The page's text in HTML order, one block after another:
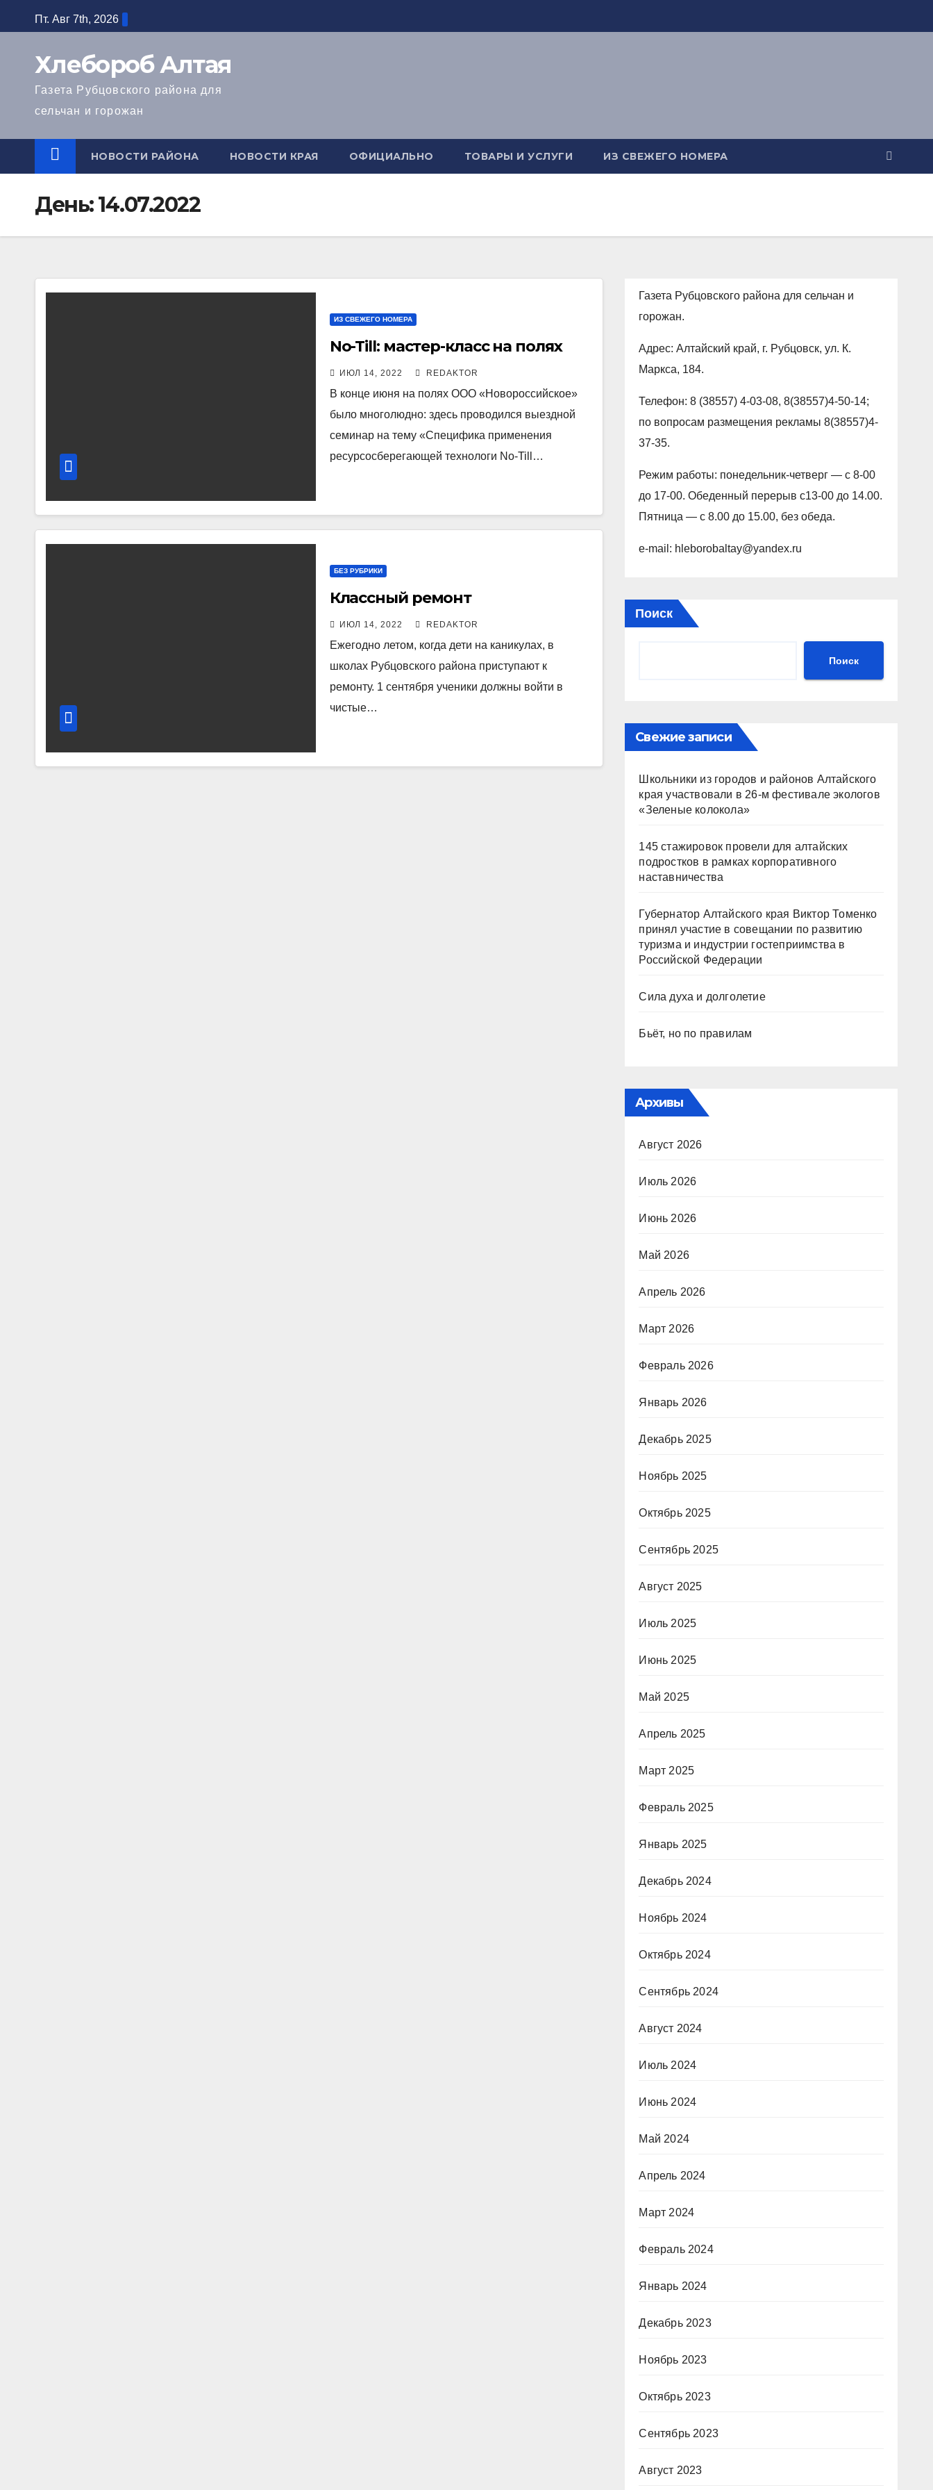
к
Пт. Авг 7th, 2026
Хлебороб Алтая
Газета Рубцовского района для
сельчан и горожан
НОВОСТИ РАЙОНА НОВОСТИ КРАЯ ОФИЦИАЛЬНО ТОВАРЫ И УСЛУГИ ИЗ СВЕЖЕГО НОМЕРА
День:14.07.2022
ИЗ СВЕЖЕГО НОМЕРА
No-Till: мастер-класс на полях
ИЮЛ 14, 2022 REDAKTOR
В конце июня на полях ООО «Новороссийское»
было многолюдно: здесь проводился выездной
семинар на тему «Специфика применения
ресурсосберегающей технологи No-Till…
БЕЗ РУБРИКИ
Классный ремонт
ИЮЛ 14, 2022 REDAKTOR
Ежегодно летом, когда дети на каникулах, в
школах Рубцовского района приступают к
ремонту. 1 сентября ученики должны войти в
чистые…
Газета Рубцовского района для сельчан и
горожан.
Адрес: Алтайский край, г. Рубцовск, ул. К.
Маркса, 184.
Телефон: 8 (38557) 4-03-08, 8(38557)4-50-14;
по вопросам размещения рекламы 8(38557)4-
37-35.
Режим работы: понедельник-четверг — с 8-00
до 17-00. Обеденный перерыв с13-00 до 14.00.
Пятница — с 8.00 до 15.00, без обеда.
e-mail: hleborobaltay@yandex.ru
Поиск
Поиск
Свежие записи
Школьники из городов и районов Алтайского
края участвовали в 26-м фестивале экологов
«Зеленые колокола»
145 стажировок провели для алтайских
подростков в рамках корпоративного
наставничества
Губернатор Алтайского края Виктор Томенко
принял участие в совещании по развитию
туризма и индустрии гостеприимства в
Российской Федерации
Сила духа и долголетие
Бьёт, но по правилам
Архивы
Август 2026
Июль 2026
Июнь 2026
Май 2026
Апрель 2026
Март 2026
Февраль 2026
Январь 2026
Декабрь 2025
Ноябрь 2025
Октябрь 2025
Сентябрь 2025
Август 2025
Июль 2025
Июнь 2025
Май 2025
Апрель 2025
Март 2025
Февраль 2025
Январь 2025
Декабрь 2024
Ноябрь 2024
Октябрь 2024
Сентябрь 2024
Август 2024
Июль 2024
Июнь 2024
Май 2024
Апрель 2024
Март 2024
Февраль 2024
Январь 2024
Декабрь 2023
Ноябрь 2023
Октябрь 2023
Сентябрь 2023
Август 2023